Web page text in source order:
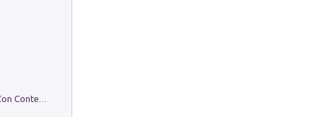
in alto! Livello A1. Con CD-Audio. Con Contenuto digitale per accesso on line